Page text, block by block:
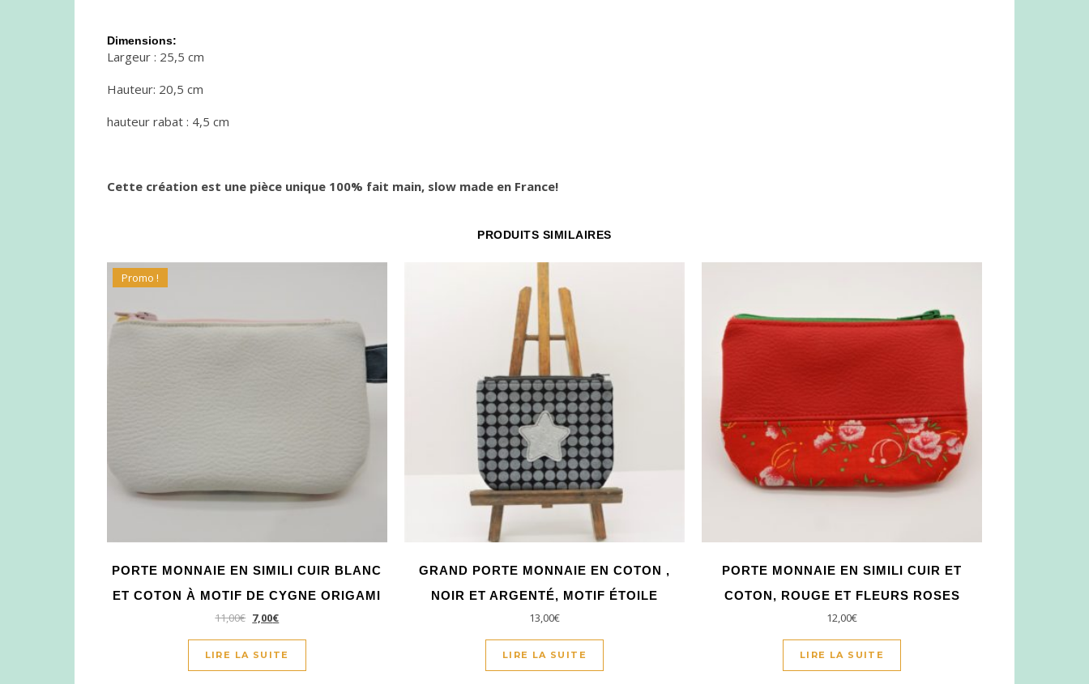
Dimensions:
Largeur : 25,5 cm
Hauteur: 20,5 cm
hauteur rabat : 4,5 cm
Cette création est une pièce unique 100% fait main, slow made en France!
PRODUITS SIMILAIRES
Promo !
PORTE MONNAIE EN SIMILI CUIR BLANC
ET COTON À MOTIF DE CYGNE ORIGAMI
11,00€ 7,00€
LIRE LA SUITE
GRAND PORTE MONNAIE EN COTON ,
NOIR ET ARGENTÉ, MOTIF ÉTOILE
13,00€
LIRE LA SUITE
PORTE MONNAIE EN SIMILI CUIR ET
COTON, ROUGE ET FLEURS ROSES
12,00€
LIRE LA SUITE